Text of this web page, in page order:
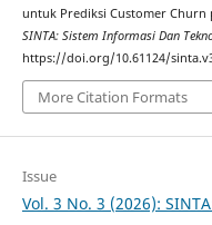
untuk Prediksi Customer Churn
SINTA: Sistem Informasi Dan
https://doi.org/10.61124/
More Citation Formats
Issue
Vol. 3 No. 3 (2026):